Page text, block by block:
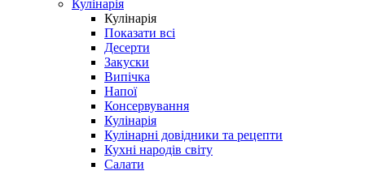
Кулінарія
Кулінарія
Показати всі
Десерти
Закуски
Випічка
Напої
Консервування
Кулінарія
Кулінарні довідники та рецепти
Кухні народів світу
Салати